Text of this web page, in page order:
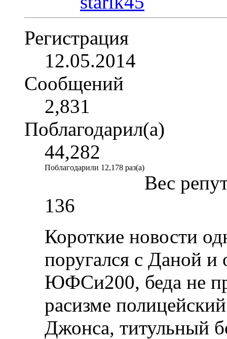
Регистрация
12.05.2014
Сообщений
2,831
Поблагодарил(а)
44,282
Поблагодарили 12,178 раз(а)
Вес
136
Короткие новости
поругался с Даной и
ЮФСи200, беда не
расизме
Джонса, титульный